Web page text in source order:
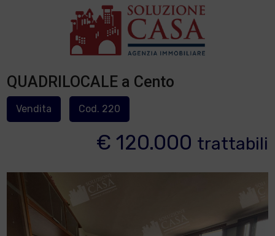
QUADRILOCALE a Cento
Vendita Cod. 220
€ 120.000 trattabili